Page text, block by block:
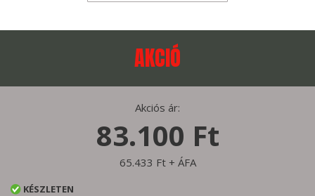
AKCIÓ
Akciós ár:
83.100 Ft
65.433 Ft + ÁFA
KÉSZLETEN